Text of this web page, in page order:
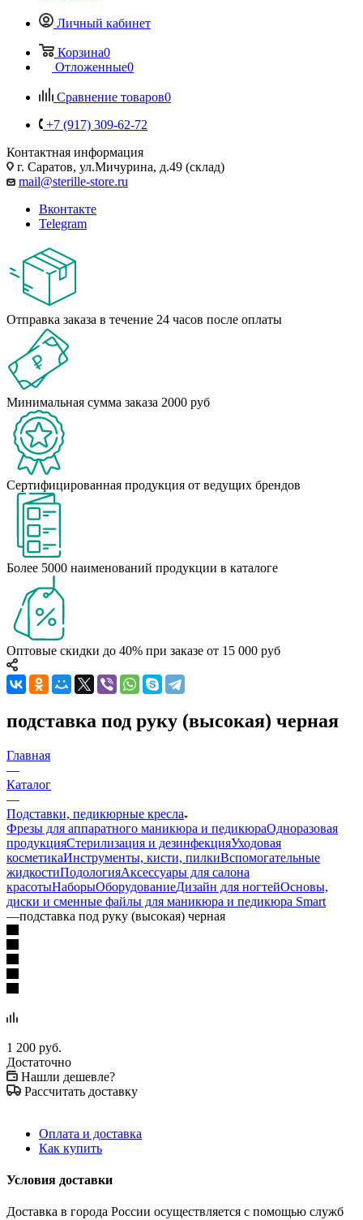
Личный кабинет
Корзина0
Отложенные0
Сравнение товаров0
+7 (917) 309-62-72
Контактная информация
г. Саратов, ул.Мичурина, д.49 (склад)
mail@sterille-store.ru
Вконтакте
Telegram
Отправка заказа в течение 24 часов после оплаты
Минимальная сумма заказа 2000 руб
Сертифицированная продукция от ведущих брендов
Более 5000 наименований продукции в каталоге
Оптовые скидки до 40% при заказе от 15 000 руб
подставка под руку (высокая) черная
Главная
—
Каталог
—
Подставки, педикюрные кресла
Фрезы для аппаратного маникюра и педикюраОдноразовая
продукцияСтерилизация и дезинфекцияУходовая
косметикаИнструменты, кисти, пилкиВспомогательные
жидкостиПодологияАксессуары для салона
красотыНаборыОборудованиеДизайн для ногтейОсновы,
диски и сменные файлы для маникюра и педикюра Smart
—подставка под руку (высокая) черная
1 200 руб.
Достаточно
Нашли дешевле?
Рассчитать доставку
Оплата и доставка
Как купить
Условия доставки
Доставка в города России осуществляется с помощью служб